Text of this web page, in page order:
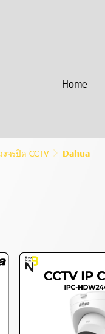
Home
จรปิด CCTV Dahua